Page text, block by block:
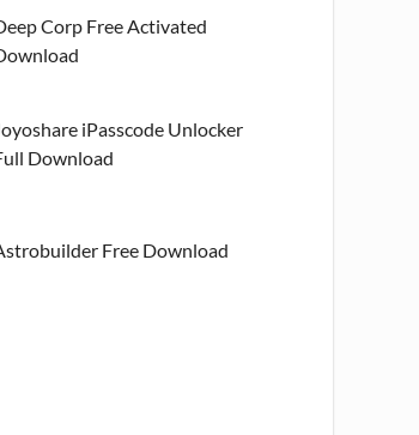
Corp Free Activated
iPasscode Unlocker
Download
Free Download